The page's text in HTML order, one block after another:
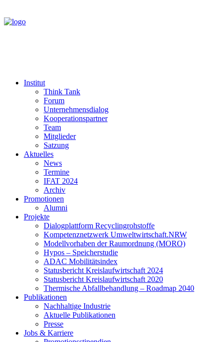
Institut
Think Tank
Forum
Unternehmensdialog
Kooperationspartner
Team
Mitglieder
Satzung
Aktuelles
News
Termine
IFAT 2024
Archiv
Promotionen
Alumni
Projekte
Dialogplattform Recyclingrohstoffe
Kompetenznetzwerk Umweltwirtschaft.NRW
Modellvorhaben der Raumordnung (MORO)
Hypos – Speicherstudie
ADAC Mobilitätsindex
Statusbericht Kreislaufwirtschaft 2024
Statusbericht Kreislaufwirtschaft 2020
Thermische Abfallbehandlung – Roadmap 2040
Publikationen
Nachhaltige Industrie
Aktuelle Publikationen
Presse
Jobs & Karriere